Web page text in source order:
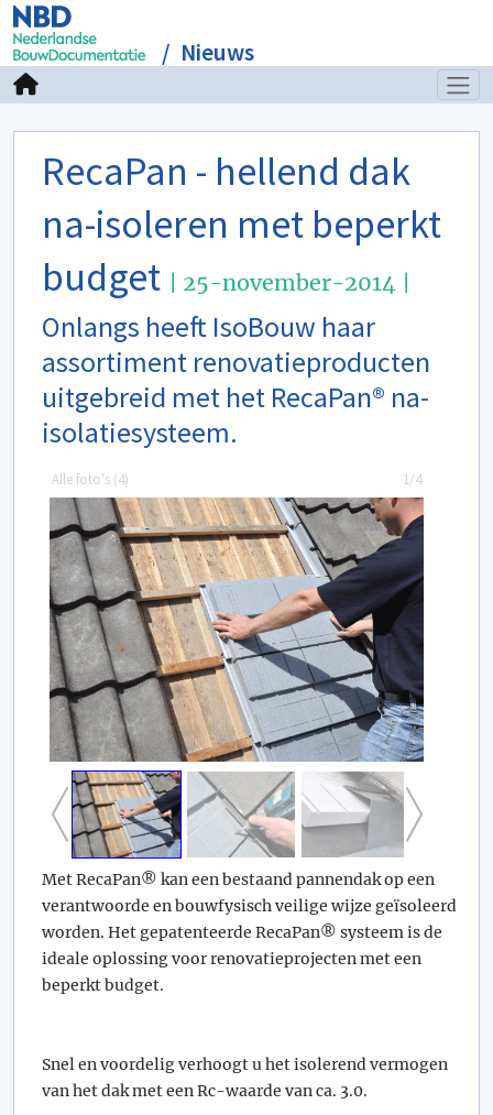
Nieuws
RecaPan - hellend dak
na-isoleren met beperkt
budget
| 25-november-2014 |
Onlangs heeft IsoBouw haar
assortiment renovatieproducten
uitgebreid met het RecaPan® na-
isolatiesysteem.
Alle foto's (4) 1/4
Met RecaPan® kan een bestaand pannendak op een
verantwoorde en bouwfysisch veilige wijze geïsoleerd
worden. Het gepatenteerde RecaPan® systeem is de
ideale oplossing voor renovatieprojecten met een
beperkt budget.
Snel en voordelig verhoogt u het isolerend vermogen
van het dak met een Rc-waarde van ca. 3.0.